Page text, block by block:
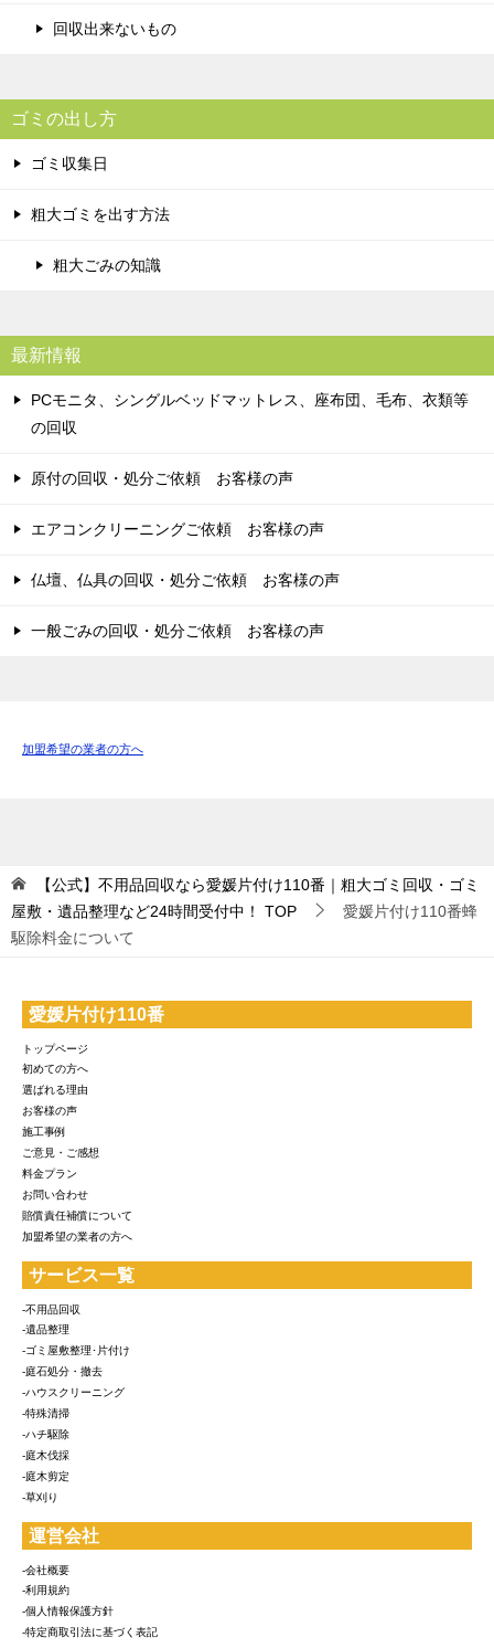
回収出来ないもの
ゴミの出し方
ゴミ収集日
粗大ゴミを出す方法
粗大ごみの知識
最新情報
PCモニタ、シングルベッドマットレス、座布団、毛布、衣類等
の回収
原付の回収・処分ご依頼 お客様の声
エアコンクリーニングご依頼 お客様の声
仏壇、仏具の回収・処分ご依頼 お客様の声
一般ごみの回収・処分ご依頼 お客様の声
加盟希望の業者の方へ
【公式】不用品回収なら愛媛片付け110番｜粗大ゴミ回収・ゴミ
屋敷・遺品整理など24時間受付中！
TOP
愛媛片付け110番蜂
駆除料金について
愛媛片付け110番
トップページ
初めての方へ
選ばれる理由
お客様の声
施工事例
ご意見・ご感想
料金プラン
お問い合わせ
賠償責任補償について
加盟希望の業者の方へ
サービス一覧
-不用品回収
-遺品整理
-ゴミ屋敷整理･片付け
-庭石処分・撤去
-ハウスクリーニング
-特殊清掃
-ハチ駆除
-庭木伐採
-庭木剪定
-草刈り
運営会社
-会社概要
-利用規約
-個人情報保護方針
-特定商取引法に基づく表記